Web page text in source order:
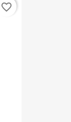
favorite_border